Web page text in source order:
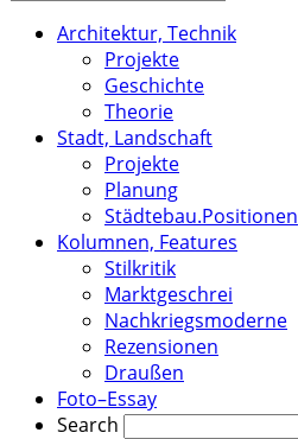
Architektur, Technik
Projekte
Geschichte
Theorie
Stadt, Landschaft
Projekte
Planung
Städtebau.Positionen
Kolumnen, Features
Stilkritik
Marktgeschrei
Nachkriegsmoderne
Rezensionen
Draußen
Foto–Essay
Search